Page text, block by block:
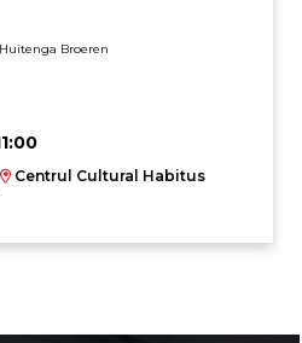
Broeren
Centrul Cultural Habitus